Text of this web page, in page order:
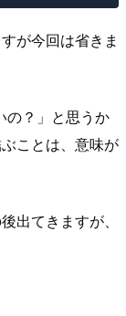
が今回は省きま
の？」と思うか
ことは、意味が
出てきますが、